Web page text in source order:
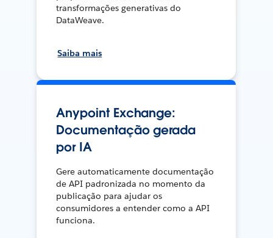
transformações generativas do
DataWeave.
Saiba mais
Anypoint Exchange:
Documentação gerada
por IA
Gere automaticamente documentação
de API padronizada no momento da
publicação para ajudar os
consumidores a entender como a API
funciona.